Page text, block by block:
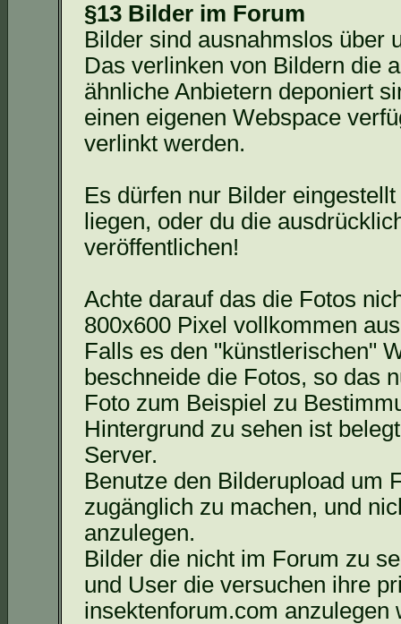
§13 Bilder im Forum
Bilder sind ausnahmslos über
Das verlinken von Bildern die
ähnliche Anbietern deponiert
einen eigenen Webspace
verlinkt werden.
Es dürfen nur Bilder
liegen, oder du die
veröffentlichen!
Achte darauf das die Fotos
800x600 Pixel vollkommen
Falls es den "künstlerischen"
beschneide die Fotos, so das
Foto zum Beispiel zu
Hintergrund zu sehen ist
Server.
Benutze den Bilderupload um
zugänglich zu machen, und
anzulegen.
Bilder die nicht im Forum zu
und User die versuchen ihre
insektenforum.com anzulegen